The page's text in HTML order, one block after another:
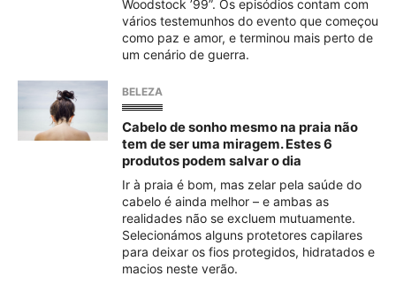
Woodstock ’99”. Os episódios contam com
vários testemunhos do evento que começou
como paz e amor, e terminou mais perto de
um cenário de guerra.
BELEZA
Cabelo de sonho mesmo na praia não
tem de ser uma miragem. Estes 6
produtos podem salvar o dia
Ir à praia é bom, mas zelar pela saúde do
cabelo é ainda melhor – e ambas as
realidades não se excluem mutuamente.
Selecionámos alguns protetores capilares
para deixar os fios protegidos, hidratados e
macios neste verão.